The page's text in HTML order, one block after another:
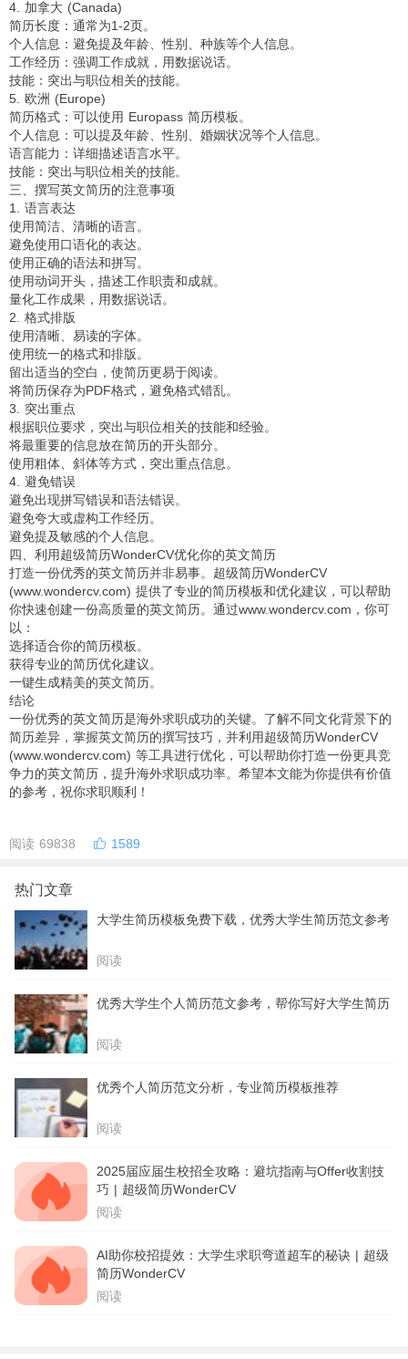
4. 加拿大 (Canada)
简历长度：通常为1-2页。
个人信息：避免提及年龄、性别、种族等个人信息。
工作经历：强调工作成就，用数据说话。
技能：突出与职位相关的技能。
5. 欧洲 (Europe)
简历格式：可以使用 Europass 简历模板。
个人信息：可以提及年龄、性别、婚姻状况等个人信息。
语言能力：详细描述语言水平。
技能：突出与职位相关的技能。
三、撰写英文简历的注意事项
1. 语言表达
使用简洁、清晰的语言。
避免使用口语化的表达。
使用正确的语法和拼写。
使用动词开头，描述工作职责和成就。
量化工作成果，用数据说话。
2. 格式排版
使用清晰、易读的字体。
使用统一的格式和排版。
留出适当的空白，使简历更易于阅读。
将简历保存为PDF格式，避免格式错乱。
3. 突出重点
根据职位要求，突出与职位相关的技能和经验。
将最重要的信息放在简历的开头部分。
使用粗体、斜体等方式，突出重点信息。
4. 避免错误
避免出现拼写错误和语法错误。
避免夸大或虚构工作经历。
避免提及敏感的个人信息。
四、利用超级简历WonderCV优化你的英文简历
打造一份优秀的英文简历并非易事。超级简历WonderCV
(www.wondercv.com) 提供了专业的简历模板和优化建议，可以帮助
你快速创建一份高质量的英文简历。通过www.wondercv.com，你可
以：
选择适合你的简历模板。
获得专业的简历优化建议。
一键生成精美的英文简历。
结论
一份优秀的英文简历是海外求职成功的关键。了解不同文化背景下的
简历差异，掌握英文简历的撰写技巧，并利用超级简历WonderCV
(www.wondercv.com) 等工具进行优化，可以帮助你打造一份更具竞
争力的英文简历，提升海外求职成功率。希望本文能为你提供有价值
的参考，祝你求职顺利！
阅读 69838 1589
热门文章
大学生简历模板免费下载，优秀大学生简历范文参考
阅读
优秀大学生个人简历范文参考，帮你写好大学生简历
阅读
优秀个人简历范文分析，专业简历模板推荐
阅读
2025届应届生校招全攻略：避坑指南与Offer收割技
巧 | 超级简历WonderCV
阅读
AI助你校招提效：大学生求职弯道超车的秘诀 | 超级
简历WonderCV
阅读